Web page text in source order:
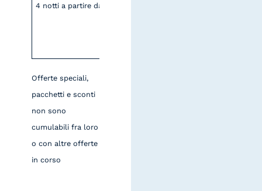
4 notti a partire da € 584
Offerte speciali,
pacchetti e sconti
non sono
cumulabili fra loro
o con altre offerte
in corso